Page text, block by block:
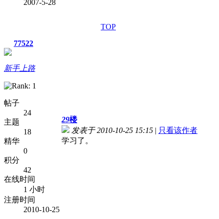
2007-5-28
TOP
77522
新手上路
帖子
24
主题
18
精华
0
积分
42
在线时间
1 小时
注册时间
2010-10-25
29楼
发表于 2010-10-25 15:15 | 只看该作者
学习了。